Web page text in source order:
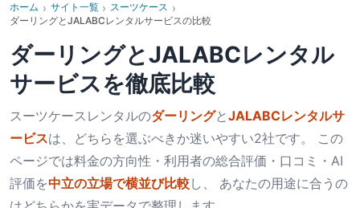
ホーム › サイト一覧 › スーツケース ›
ダーリングとJALABCレンタルサービスの比較
ダーリングとJALABCレンタル
サービスを徹底比較
スーツケース レンタルのダーリングとJALABCレンタルサ
ービスは、どちらを選ぶべきか迷いやすい2社です。 この
ページでは料金の方向性・利用者の総合評価・口コミ・AI
評価を中立の立場で横並び比較し、 あなたの用途に合うの